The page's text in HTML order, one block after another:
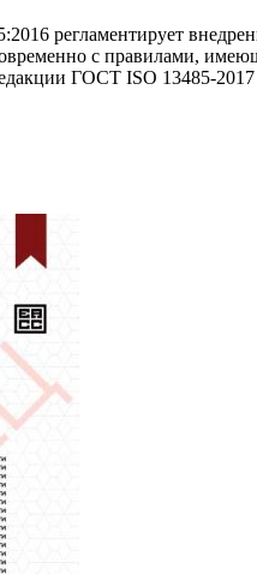
регламентирует
с правилами,
ГОСТ ISO 13485-